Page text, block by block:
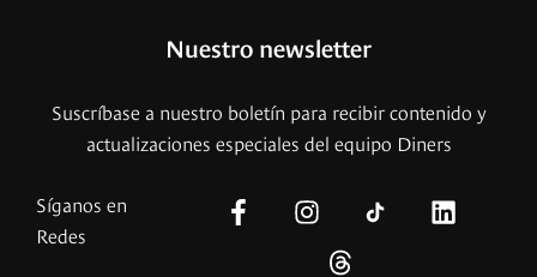
Nuestro newsletter
Suscríbase a nuestro boletín para recibir contenido y
actualizaciones especiales del equipo Diners
Síganos en
Redes